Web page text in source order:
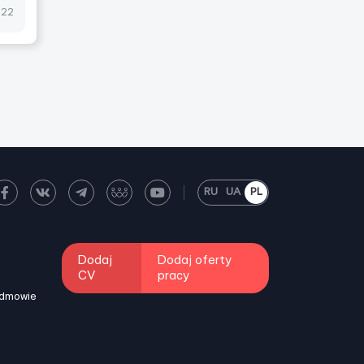
RU UA PL
Dodaj
CV
Dodaj oferty
pracy